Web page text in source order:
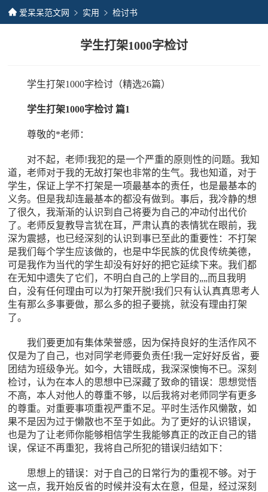
爱呆呆范文网 实用 检讨书
学生打架1000字检讨
学生打架1000字检讨（精选26篇）
学生打架1000字检讨 篇1
尊敬的*老师：
对不起，老师!我犯的是一个严重的原则性的问题。我知
道，老师对于我的无故打架也非常的生气。我也知道，对于
学生，保证上学不打架是一项最基本的责任，也是最基本的
义务。但是我却连最基本的都没有做到。事后，我冷静的想
了很久，我渐渐的认识到自己将要为自己的冲动付出代价
了。老师反复教导言犹在耳，严肃认真的表情犹在眼前，我
深为震撼，也已经深刻的认识到事已至此的重要性：不打架
是我们每个学生应该做的，也是中华民族的优良传统美德，
可是我作为当代的学生却没有好好的把它延续下来。我们都
在无知中遗失了它们，不明白自己的上学目的„„而且我明
白，没有任何理由可以为打架开脱!我们只有认认真真思考人
生有那么多事要做，那么多的担子要挑，就没有理由打架
了。
我们要更加有集体荣誉感，因为保持良好的生活作风不
仅是为了自己，也对同学老师要负责任!我一定好好反省，要
团结为班级争光。如今，大错既成，我深深懊悔不已。深刻
检讨，认为在本人的思想中已深藏了致命的错误：思想觉悟
不高，本人对他人的尊重不够，以后我将对老师同学有更多
的尊重。对重要事项重视严重不足。平时生活作风懒散，如
果不是因为过于懒散也不至于如此。为了更好的认识错误，
也是为了让老师你能够相信学生我能够真正的改正自己的错
误，保证不再重犯，我将自己所犯的错误归结如下：
思想上的错误：对于自己的日常行为的重视不够。对于
这一点，我开始反省的时候并没有太在意，但是，经过深刻